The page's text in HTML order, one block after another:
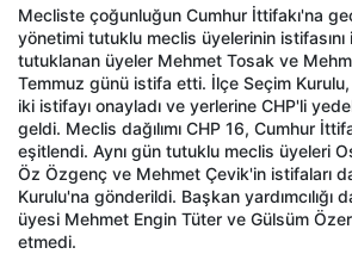
Mecliste çoğunluğun Cumhur İttifakı'na
yönetimi tutuklu meclis üyelerinin
tutuklanan üyeler Mehmet Tosak ve
Temmuz günü istifa etti. İlçe Seçim Kurulu,
iki istifayı onayladı ve yerlerine CHP'li
geldi. Meclis dağılımı CHP 16, Cumhur
eşitlendi. Aynı gün tutuklu meclis üyeleri
Öz Özgenç ve Mehmet Çevik'in istifaları
Kurulu'na gönderildi. Başkan yardımcılığı
üyesi Mehmet Engin Tüter ve Gülsüm
etmedi.